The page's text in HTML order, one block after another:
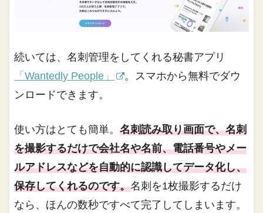
続いては、名刺管理をしてくれる秘書アプリ
「Wantedly People」
。スマホから無料でダウ
ンロードできます。
使い方はとても簡単。名刺読み取り画面で、名刺
を撮影するだけで会社名や名前、電話番号やメー
ルアドレスなどを自動的に認識してデータ化し、
保存してくれるのです。名刺を1枚撮影するだけ
なら、ほんの数秒ですべて完了してしまいます。